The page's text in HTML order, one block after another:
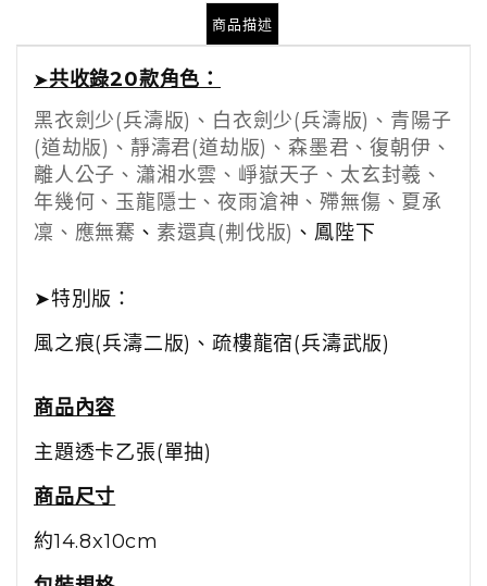
商品描述
➤共收錄20款角色：
黑衣劍少(兵濤版)、白衣劍少(兵濤版)、青陽子
(道劫版)、靜濤君(道劫版)、森墨君、復朝伊、
離人公子、瀟湘水雲、崢嶽天子、太玄封羲、
年幾何、玉龍隱士、夜雨滄神、殢無傷、夏承
凜、應無騫 、 素還真(刜伐版) 、 鳳陛下
➤特別版：
風之痕(兵濤二版) 、疏樓龍宿(兵濤武版)
商品內容
主題透卡乙張(單抽)
商品尺寸
約14.8x10cm